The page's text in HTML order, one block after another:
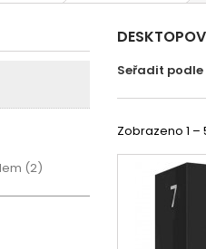
(2)
Seřadit podle
Zobrazeno 1 –